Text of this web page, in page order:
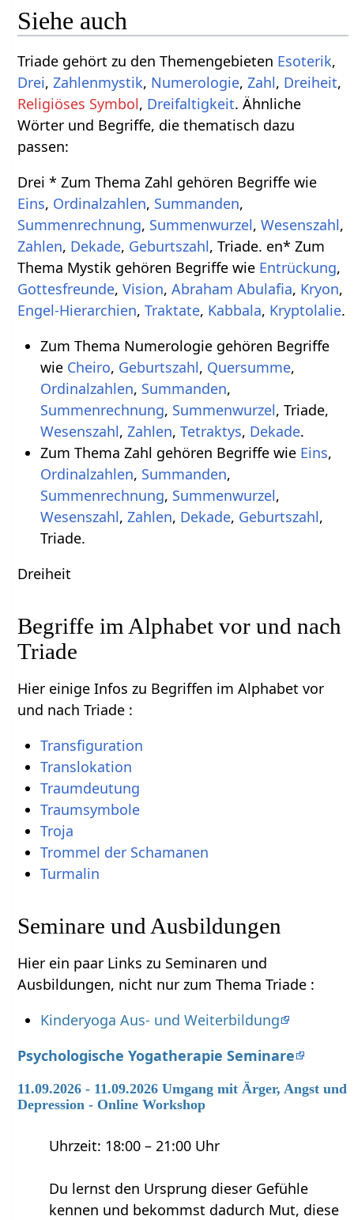
Siehe auch
Triade gehört zu den Themengebieten Esoterik,
Drei,Zahlenmystik, Numerologie,Zahl, Dreiheit,
Religiöses Symbol, Dreifaltigkeit. Ähnliche
Wörter und Begriffe, die thematisch dazu
passen:
Drei * Zum Thema Zahl gehören Begriffe wie
Eins, Ordinalzahlen, Summanden,
Summenrechnung, Summenwurzel,Wesenszahl,
Zahlen, Dekade, Geburtszahl, Triade. en* Zum
Thema Mystik gehören Begriffe wie Entrückung,
Gottesfreunde,Vision,Abraham Abulafia, Kryon,
Engel-Hierarchien,Traktate, Kabbala, Kryptolalie.
Zum Thema Numerologie gehören Begriffe
wie Cheiro, Geburtszahl, Quersumme,
Ordinalzahlen, Summanden,
Summenrechnung, Summenwurzel, Triade,
Wesenszahl, Zahlen, Tetraktys, Dekade.
Zum Thema Zahl gehören Begriffe wie Eins,
Ordinalzahlen, Summanden,
Summenrechnung, Summenwurzel,
Wesenszahl, Zahlen, Dekade, Geburtszahl,
Triade.
Dreiheit
Begriffe im Alphabet vor und nach
Triade
Hier einige Infos zu Begriffen im Alphabet vor
und nach Triade :
Transfiguration
Translokation
Traumdeutung
Traumsymbole
Troja
Trommel der Schamanen
Turmalin
Seminare und Ausbildungen
Hier ein paar Links zu Seminaren und
Ausbildungen, nicht nur zum Thema Triade :
Kinderyoga Aus- und Weiterbildung
Psychologische Yogatherapie Seminare
11.09.2026 - 11.09.2026 Umgang mit Ärger, Angst und
Depression - Online Workshop
Uhrzeit: 18:00 – 21:00 Uhr
Du lernst den Ursprung dieser Gefühle
kennen und bekommst dadurch Mut, diese